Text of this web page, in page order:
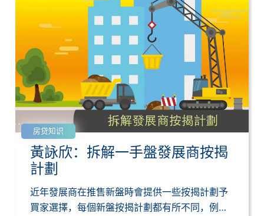
房贷知识
黃詠欣：拆解一手盤發展商按揭
計劃
近年發展商在推售新盤時會提供一些按揭計劃予
買家選擇，每個新盤按揭計劃都有所不同，例